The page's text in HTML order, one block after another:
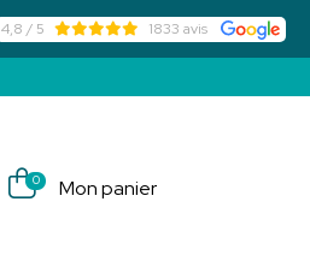
4,8 / 5 1833 avis
0 Mon panier